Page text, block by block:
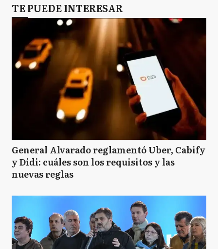
TE PUEDE INTERESAR
General Alvarado reglamentó Uber, Cabify
y Didi: cuáles son los requisitos y las
nuevas reglas